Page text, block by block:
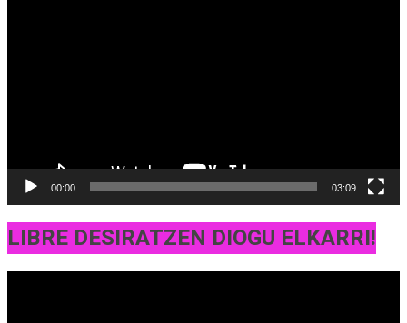
00:00 03:09
LIBRE DESIRATZEN DIOGU ELKARRI!